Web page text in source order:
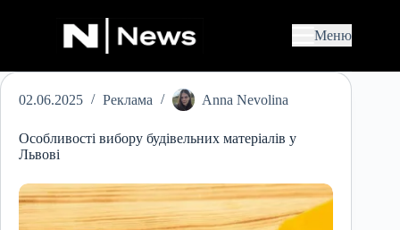
й
т
Меню
02.06.2025 Реклама Anna Nevolina
Особливості вибору будівельних матеріалів у
Львові